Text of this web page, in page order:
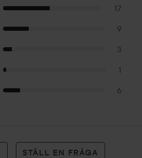
17
9
3
1
6
STÄLL EN FRÅGA